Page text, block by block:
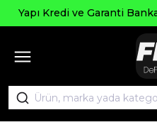
ve Garanti Bankasına